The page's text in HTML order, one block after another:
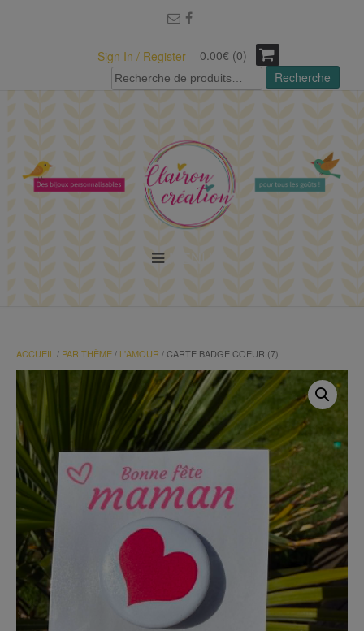
Sign In / Register
0.00€ (0)
Recherche
pour :
Recherche
ACCUEIL / PAR THÈME/ L'AMOUR / CARTE BADGE COEUR (7)